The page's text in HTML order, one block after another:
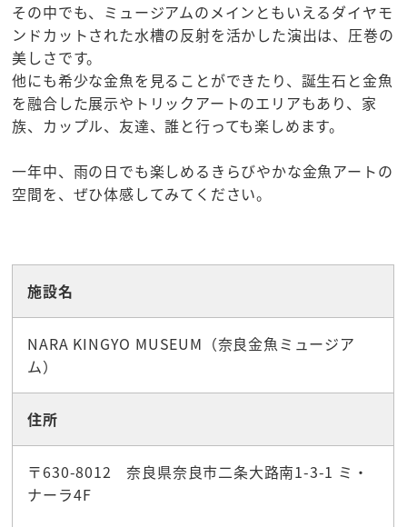
その中でも、ミュージアムのメインともいえるダイヤモ
ンドカットされた水槽の反射を活かした演出は、圧巻の
美しさです。
他にも希少な金魚を見ることができたり、誕生石と金魚
を融合した展示やトリックアートのエリアもあり、家
族、カップル、友達、誰と行っても楽しめます。
一年中、雨の日でも楽しめるきらびやかな金魚アートの
空間を、ぜひ体感してみてください。
施設名
NARA KINGYO MUSEUM（奈良金魚ミュージア
ム）
住所
〒630-8012 奈良県奈良市二条大路南1-3-1 ミ・
ナーラ4F